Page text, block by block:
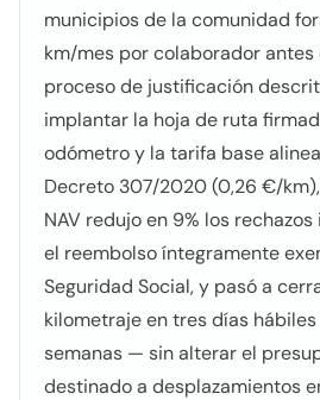
municipios de la comunidad
km/mes por colaborador
proceso de justificación
implantar la hoja de ruta
odómetro y la tarifa base
Decreto 307/2020 (0,26 €/
NAV redujo en 9% los
el reembolso íntegramente
Seguridad Social, y pasó a
kilometraje en tres días
semanas — sin alterar el
destinado a desplazamientos